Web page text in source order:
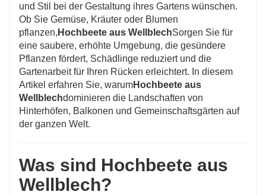
und Stil bei der Gestaltung ihres Gartens wünschen.
Ob Sie Gemüse, Kräuter oder Blumen
pflanzen, Hochbeete aus WellblechSorgen Sie für
eine saubere, erhöhte Umgebung, die gesündere
Pflanzen fördert, Schädlinge reduziert und die
Gartenarbeit für Ihren Rücken erleichtert. In diesem
Artikel erfahren Sie, warumHochbeete aus
Wellblechdominieren die Landschaften von
Hinterhöfen, Balkonen und Gemeinschaftsgärten auf
der ganzen Welt.
Was sind Hochbeete aus
Wellblech?